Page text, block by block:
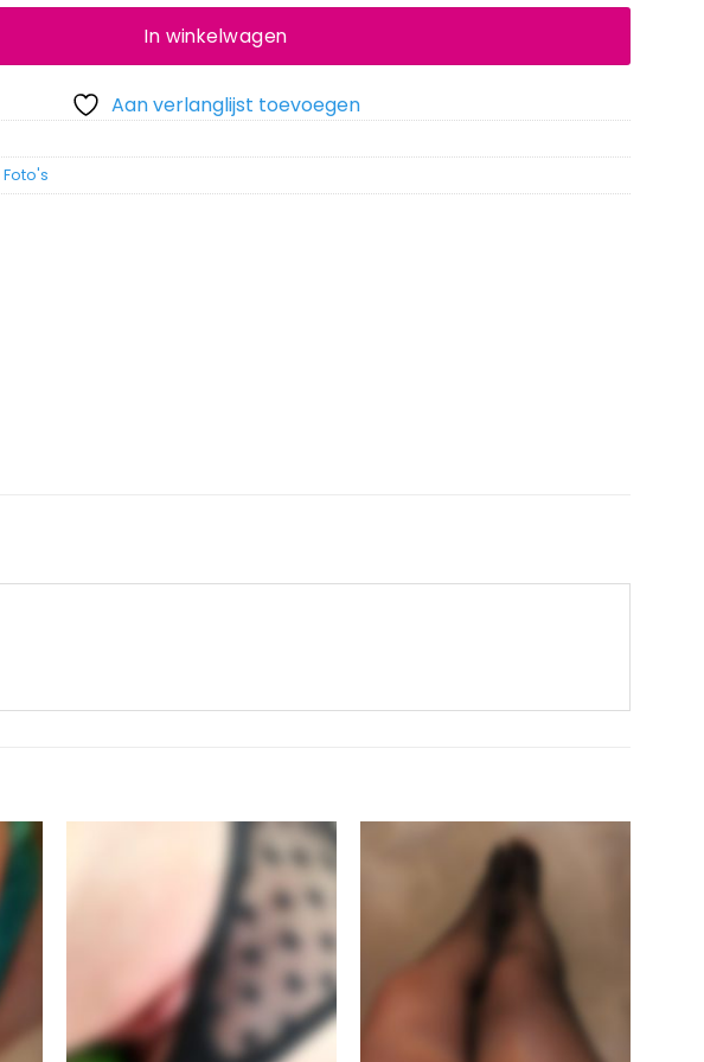
In winkelwagen
Aan verlanglijst toevoegen
Foto's